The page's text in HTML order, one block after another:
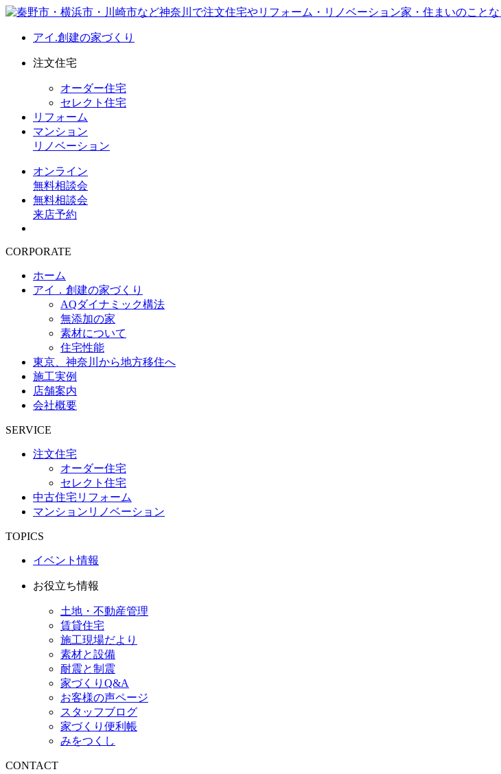
アイ.創建の家づくり
注文住宅
オーダー住宅
セレクト住宅
リフォーム
マンション
リノベーション
オンライン
無料相談会
無料相談会
来店予約
CORPORATE
ホーム
アイ．創建の家づくり
AQダイナミック構法
無添加の家
素材について
住宅性能
東京、神奈川から地方移住へ
施工実例
店舗案内
会社概要
SERVICE
注文住宅
オーダー住宅
セレクト住宅
中古住宅リフォーム
マンションリノベーション
TOPICS
イベント情報
お役立ち情報
土地・不動産管理
賃貸住宅
施工現場だより
素材と設備
耐震と制震
家づくりQ&A
お客様の声ページ
スタッフブログ
家づくり便利帳
みをつくし
CONTACT